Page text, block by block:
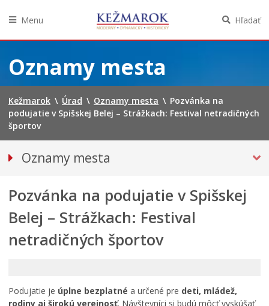
obsah
Menu Hľadať
Oznamy mesta
Kežmarok \ Úrad \ Oznamy mesta \ Pozvánka na
podujatie v Spišskej Belej – Strážkach: Festival netradičných
športov
Oznamy mesta
Bezpečnosť
Straty a nálezy
Doprava, údržba komunikácií
Financie
Primátor informuje
Pozvánka na podujatie v Spišskej
Belej – Strážkach: Festival
netradičných športov
Podujatie je úplne bezplatné a určené pre deti, mládež,
rodiny aj širokú verejnosť. Návštevníci si budú môcť vyskúšať